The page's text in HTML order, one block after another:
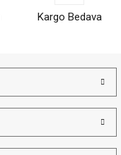
Kargo Bedava